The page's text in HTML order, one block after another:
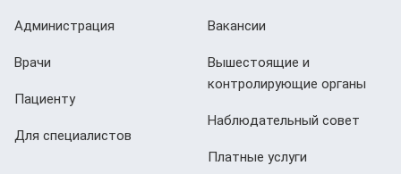
Администрация
Врачи
Пациенту
Для специалистов
Вакансии
Вышестоящие и
контролирующие органы
Наблюдательный совет
Платные услуги